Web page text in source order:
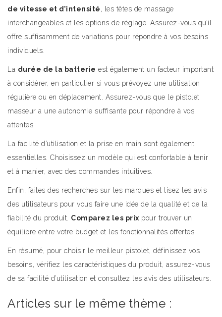
de vitesse et d’intensité, les têtes de massage
interchangeables et les options de réglage. Assurez-vous qu’il
offre suffisamment de variations pour répondre à vos besoins
individuels.
La durée de la batterie est également un facteur important
à considérer, en particulier si vous prévoyez une utilisation
régulière ou en déplacement. Assurez-vous que le pistolet
masseur a une autonomie suffisante pour répondre à vos
attentes.
La facilité d’utilisation et la prise en main sont également
essentielles. Choisissez un modèle qui est confortable à tenir
et à manier, avec des commandes intuitives.
Enfin, faites des recherches sur les marques et lisez les avis
des utilisateurs pour vous faire une idée de la qualité et de la
fiabilité du produit. Comparez les prix pour trouver un
équilibre entre votre budget et les fonctionnalités offertes.
En résumé, pour choisir le meilleur pistolet, définissez vos
besoins, vérifiez les caractéristiques du produit, assurez-vous
de sa facilité d’utilisation et consultez les avis des utilisateurs.
Articles sur le même thème :